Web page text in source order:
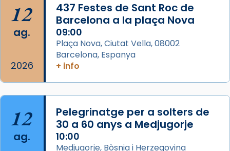
Arquebisbat de Barcelona
2 weeks ago
Memòria de les santes Juliana i
Semproniana, verges i màrtirs.
Acompanyant la història de sant Cugat, a
partir de l’Edat Mitjana sorgeix la tradició
que les santes Juliana (“relatiu a Júlia”) i
Semproniana (“relatiu a Semprònia =
eterna”) són deixebles seves. I l’any 1667, el
frare Joan Gaspar Roig, afirma en una obra
que les santes són filles de l’antiga Iluro.
12
ag.
2026
437 Festes de Sant Roc de
Barcelona a la plaça Nova
09:00
Plaça Nova, Ciutat Vella, 08002
Barcelona, Espanya
+ info
12
ag.
Pelegrinatge per a solters de
30 a 60 anys a Medjugorje
10:00
Medjugorje, Bòsnia i Herzegovina